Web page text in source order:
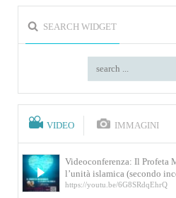
SEARCH WIDGET
VIDEO IMMAGINI
Videoconferenza: Il Profeta
l’unità islamica (secondo
https://youtu.be/6G8SRdqEhrQ